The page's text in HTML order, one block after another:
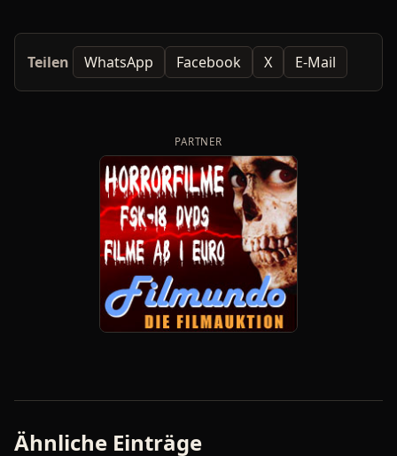
Teilen WhatsApp Facebook X E-Mail
PARTNER
Ähnliche Einträge